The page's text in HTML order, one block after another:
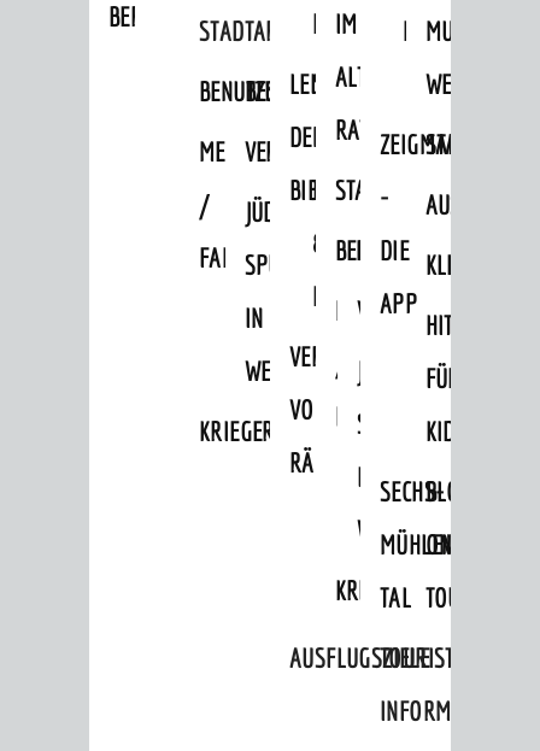
BERUF
STADTARCHIV
BENUTZUNG
MELDEKARTEI
/
FAMILIENFORSCHUNG
BESTANDSÜBERSICHT
VERÖFFENTLICHUNGEN
JÜDISCHE
SPUREN
IN
WEINHEIM
KRIEGERDENKMAL
PRAKTIKA
LEIHVERKEHR
DER
BIBLIOTHEK
SERVICE
FÜR
LEHRER/INNEN
&
ERZIEHER/INNEN
VERMIETUNG
VON
RÄUMEN
IM
ALTEN
RATHAUS
STADTARCHIV
BENUTZUNG
MELDEKARTEI
/
FAMILIENFORSCHUNG
JÜDISCHE
SPUREN
IN
WEINHEIM
KRIEGERDENKMAL
MUSEUM
MUNDART-
WEG
ZEIGMAL
-
DIE
APP
STADTTEILE
HITS
FÜR
KIDS
SECHS-
MÜHLEN-
TAL
BLOGGER
ON
TOUR
AUSFLUGSZIELE
TOURIST
INFORMATION